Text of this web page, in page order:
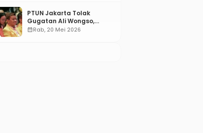
PTUN Jakarta Tolak
Gugatan Ali Wongso,
Misbakhun: Ini hadiah
calendar_monthRab, 20 Mei 2026